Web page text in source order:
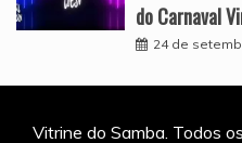
do Carnaval
24 de
Vitrine do Samba. Todos